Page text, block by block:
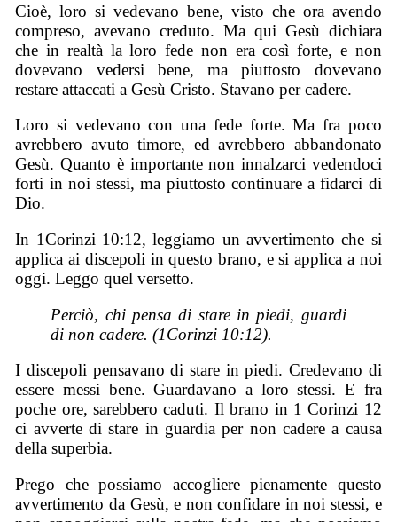
Cioè, loro si vedevano bene, visto che ora avendo
compreso, avevano creduto. Ma qui Gesù dichiara
che in realtà la loro fede non era così forte, e non
dovevano vedersi bene, ma piuttosto dovevano
restare attaccati a Gesù Cristo. Stavano per cadere.
Loro si vedevano con una fede forte. Ma fra poco
avrebbero avuto timore, ed avrebbero abbandonato
Gesù. Quanto è importante non innalzarci vedendoci
forti in noi stessi, ma piuttosto continuare a fidarci di
Dio.
In 1Corinzi 10:12, leggiamo un avvertimento che si
applica ai discepoli in questo brano, e si applica a noi
oggi. Leggo quel versetto.
Perciò, chi pensa di stare in piedi, guardi
di non cadere. (1Corinzi 10:12).
I discepoli pensavano di stare in piedi. Credevano di
essere messi bene. Guardavano a loro stessi. E fra
poche ore, sarebbero caduti. Il brano in 1 Corinzi 12
ci avverte di stare in guardia per non cadere a causa
della superbia.
Prego che possiamo accogliere pienamente questo
avvertimento da Gesù, e non confidare in noi stessi, e